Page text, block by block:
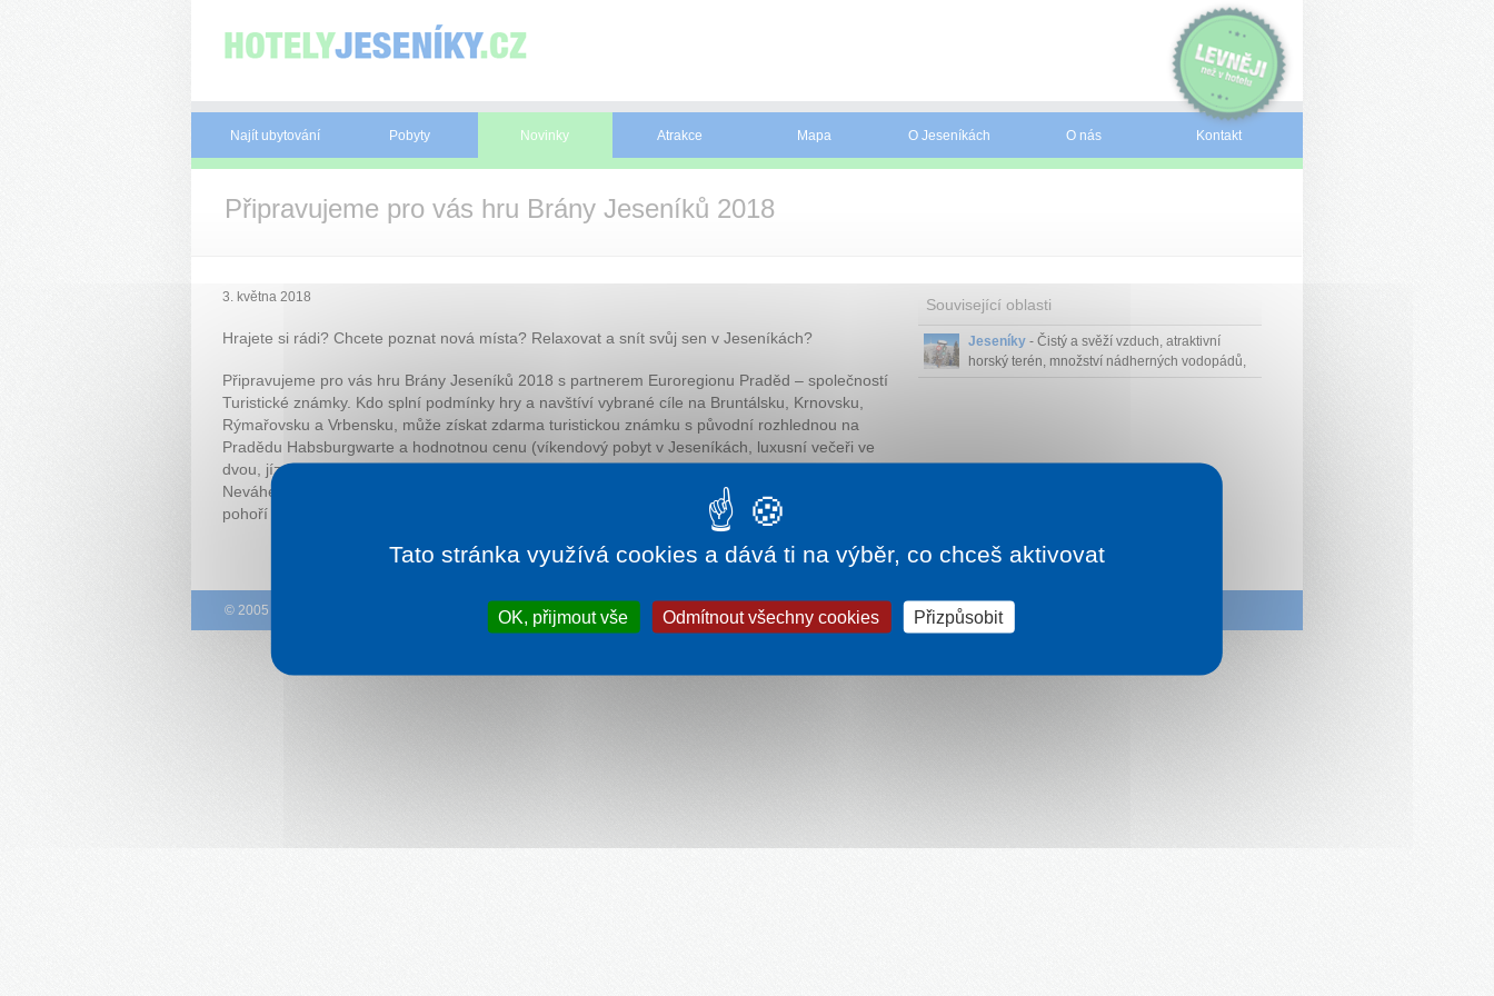
Najít ubytování Pobyty Novinky Atrakce Mapa O Jeseníkách O nás Kontakt
Připravujeme pro vás hru Brány Jeseníků 2018
3. května 2018
Hrajete si rádi? Chcete poznat nová místa? Relaxovat a snít svůj sen v Jeseníkách?
Připravujeme pro vás hru Brány Jeseníků 2018 s partnerem Euroregionu Praděd – společností
Turistické známky. Kdo splní podmínky hry a navštíví vybrané cíle na Bruntálsku, Krnovsku,
Rýmařovsku a Vrbensku, může získat zdarma turistickou známku s původní rozhlednou na
Pradědu Habsburgwarte a hodnotnou cenu (víkendový pobyt v Jeseníkách, luxusní večeři ve
dvou, jízdenku na Osoblažku, vstupenku na zajímavou akci či atraktivitu apod.).
Neváhejte a vydejte se od 1. června 2018 objevovat krásy nejvyššího moravskoslezského
pohoří tentokráte ve znamení 1. republiky :-). Více na
bonusy a soutěže.
Související oblasti
Jeseníky - Čistý a svěží vzduch, atraktivní
horský terén, množství nádherných vodopádů,
© 2005 – 2026 – T +420 596 110 531 – E info@ hotelyjeseniky.cz – (Podmínky- Ochrana osobních údajů zákazníků
Tato stránka využívá cookies a dává ti na výběr, co chceš aktivovat
OK, přijmout vše Odmítnout všechny cookies Přizpůsobit